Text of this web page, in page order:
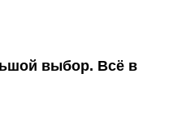
выбор. Всё в